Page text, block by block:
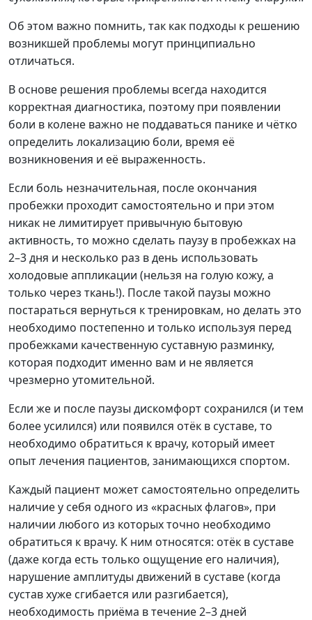
Об этом важно помнить, так как подходы к решению
возникшей проблемы могут принципиально
отличаться.
В основе решения проблемы всегда находится
корректная диагностика, поэтому при появлении
боли в колене важно не поддаваться панике и чётко
определить локализацию боли, время её
возникновения и её выраженность.
Если боль незначительная, после окончания
пробежки проходит самостоятельно и при этом
никак не лимитирует привычную бытовую
активность, то можно сделать паузу в пробежках на
2–3 дня и несколько раз в день использовать
холодовые аппликации (нельзя на голую кожу, а
только через ткань!). После такой паузы можно
постараться вернуться к тренировкам, но делать это
необходимо постепенно и только используя перед
пробежками качественную суставную разминку,
которая подходит именно вам и не является
чрезмерно утомительной.
Если же и после паузы дискомфорт сохранился (и тем
более усилился) или появился отёк в суставе, то
необходимо обратиться к врачу, который имеет
опыт лечения пациентов, занимающихся спортом.
Каждый пациент может самостоятельно определить
наличие у себя одного из «красных флагов», при
наличии любого из которых точно необходимо
обратиться к врачу. К ним относятся: отёк в суставе
(даже когда есть только ощущение его наличия),
нарушение амплитуды движений в суставе (когда
сустав хуже сгибается или разгибается),
необходимость приёма в течение 2–3 дней